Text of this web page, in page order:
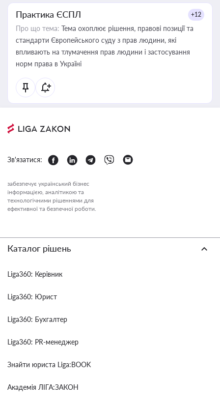
Практика ЄСПЛ +12
Про що тема: Тема охоплює рішення, правові позиції та
стандарти Європейського суду з прав людини, які
впливають на тлумачення прав людини і застосування
норм права в Україні
Зв'язатися:
забезпечує український бізнес
інформацією, аналітикою та
технологічними рішеннями для
ефективної та безпечної роботи.
Каталог рішень
Liga360: Керівник
Liga360: Юрист
Liga360: Бухгалтер
Liga360: PR-менеджер
Знайти юриста Liga:BOOK
Академія ЛІГА:ЗАКОН